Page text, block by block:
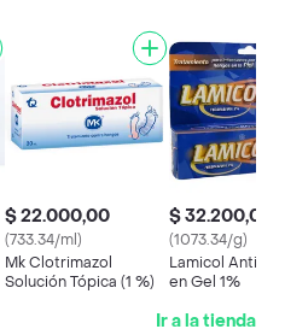
$ 22.000,00
(733.34/ml)
Mk Clotrimazol
Solución Tópica (1 %)
$ 32.200,00
(1073.34/g)
Lamicol
en Gel 1%
Ir a la tienda